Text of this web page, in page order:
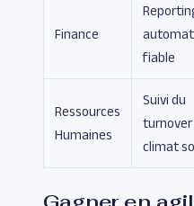
Finance
fiable
Ressources
Humaines
Suivi du
turnover
climat